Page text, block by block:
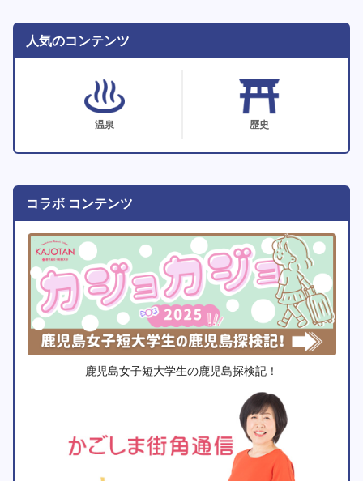
人気のコンテンツ
温泉 歴史
コラボ コンテンツ
鹿児島女子短大学生の鹿児島探検記！